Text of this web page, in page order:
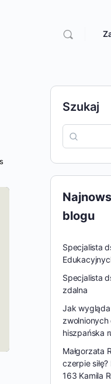
Szukaj
blogu
Specjalista
Specjalista
zdalna
Jak
zwolnionych
hiszpańska
Małgorzata
czerpie siłę?
163 Kamila